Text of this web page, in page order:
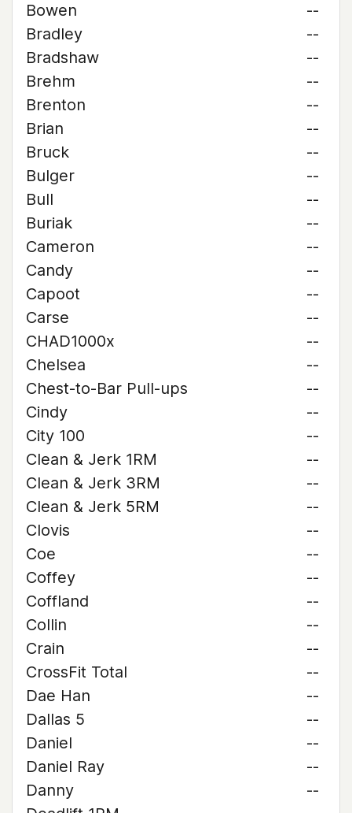
Bowen
--
Bradley
--
Bradshaw
--
Brehm
--
Brenton
--
Brian
--
Bruck
--
Bulger
--
Bull
--
Buriak
--
Cameron
--
Candy
--
Capoot
--
Carse
--
CHAD1000x
--
Chelsea
--
Chest-to-Bar Pull-ups
--
Cindy
--
City 100
--
Clean & Jerk 1RM
--
Clean & Jerk 3RM
--
Clean & Jerk 5RM
--
Clovis
--
Coe
--
Coffey
--
Coffland
--
Collin
--
Crain
--
CrossFit Total
--
Dae Han
--
Dallas 5
--
Daniel
--
Daniel Ray
--
Danny
--